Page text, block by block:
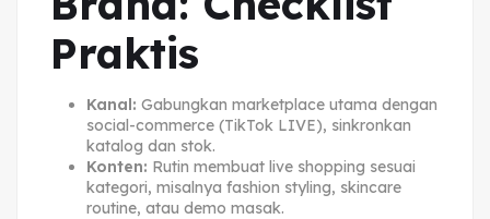
Praktis
Kanal: Gabungkan marketplace utama dengan
social-commerce (TikTok LIVE), sinkronkan
katalog dan stok.
Konten: Rutin membuat live shopping sesuai
kategori, misalnya fashion styling, skincare
routine, atau demo masak.